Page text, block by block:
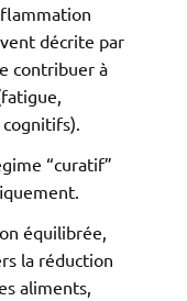
décrite par
contribuer à
“curatif”
équilibrée,
la réduction
aliments,